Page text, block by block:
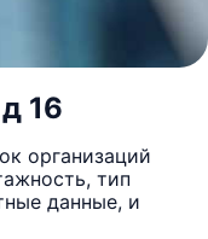
16
организаций
тип
данные, и